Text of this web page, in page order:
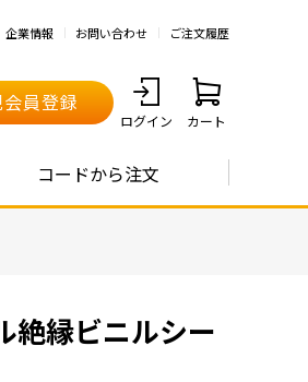
企業情報 お問い合わせ ご注文履歴
員登録
ログイン カート
コードから注文
絶縁ビニルシー